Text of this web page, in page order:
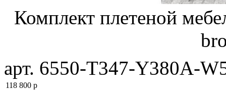
Комплект плетеной
арт. 6550-T347-Y380A-
118 800 p